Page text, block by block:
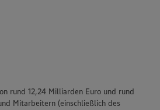
rund 12,24 Milliarden Euro und rund
Mitarbeitern (einschließlich des